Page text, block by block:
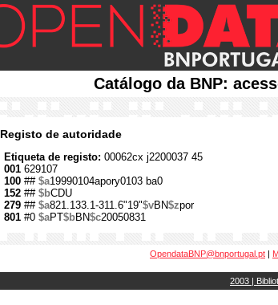
Catálogo da BNP:
Registo de autoridade
Etiqueta de registo: 00062cx j2200037 45
001 629107
100 ## $a19990104apory0103 ba0
152 ## $bCDU
279 ## $a821.133.1-311.6"19"$vBN$zpor
801 #0 $aPT$bBN$c20050831
OpendataBNP@bnportugal.pt |
2003 |